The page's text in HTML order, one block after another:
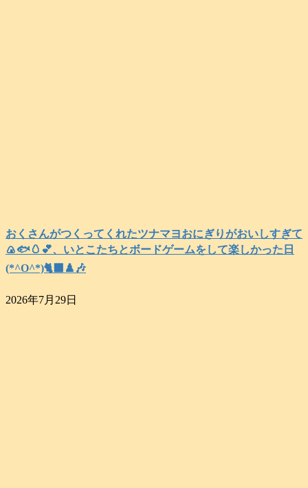
おくさんがつくってくれたツナマヨおにぎりがおいしすぎて
🍙🐟️🥚💕、いとこたちとボードゲームをして楽しかった日
(*^O^*)🐈‍⬛♟️🎶
2026年7月29日